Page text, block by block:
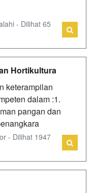
- Dilihat 65
Hortikultura
keterampilan
dalam :1.
pangan dan
- Dilihat 1947